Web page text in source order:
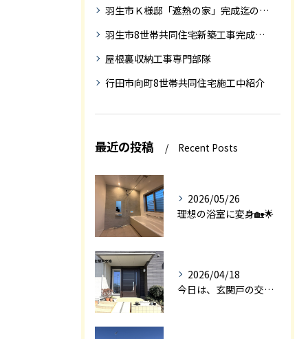
羽生市Ｋ様邸「遮熱の家」完成迄の紹介です
羽生市8世帯共同住宅新築工事完成迄の紹介
屋根裏収納工事専門部隊
行田市向町8世帯共同住宅施工中紹介
最近の投稿 Recent Posts
2026/05/26
理想の浴室に変身🏡🌟
2026/04/18
今日は、玄関戸の交換工事をご紹介します🚪✨。